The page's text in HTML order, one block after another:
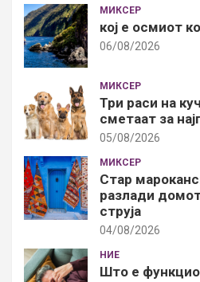
МИКСЕР
кој е осмиот
06/08/2026
МИКСЕР
Три раси на
сметаат за
05/08/2026
МИКСЕР
Стар
разлади
струја
04/08/2026
НИЕ
Што е